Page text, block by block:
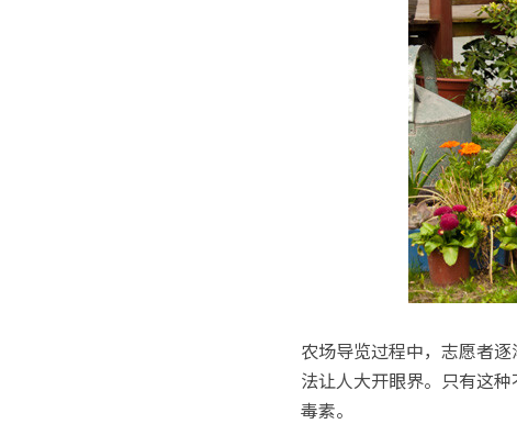
农场导览过程中，志愿者
法让人大开眼界。只有这
毒素。